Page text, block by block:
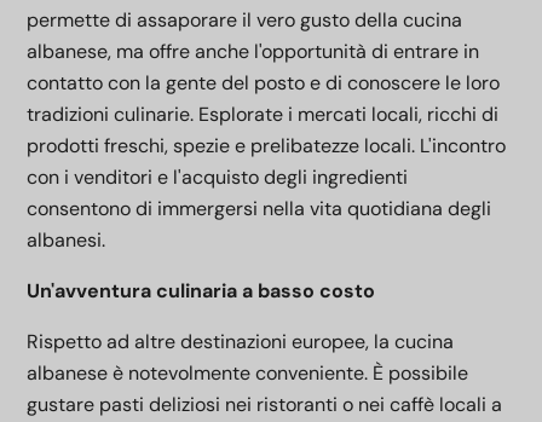
permette di assaporare il vero gusto della cucina
albanese, ma offre anche l'opportunità di entrare in
contatto con la gente del posto e di conoscere le loro
tradizioni culinarie. Esplorate i mercati locali, ricchi di
prodotti freschi, spezie e prelibatezze locali. L'incontro
con i venditori e l'acquisto degli ingredienti
consentono di immergersi nella vita quotidiana degli
albanesi.
Un'avventura culinaria a basso costo
Rispetto ad altre destinazioni europee, la cucina
albanese è notevolmente conveniente. È possibile
gustare pasti deliziosi nei ristoranti o nei caffè locali a